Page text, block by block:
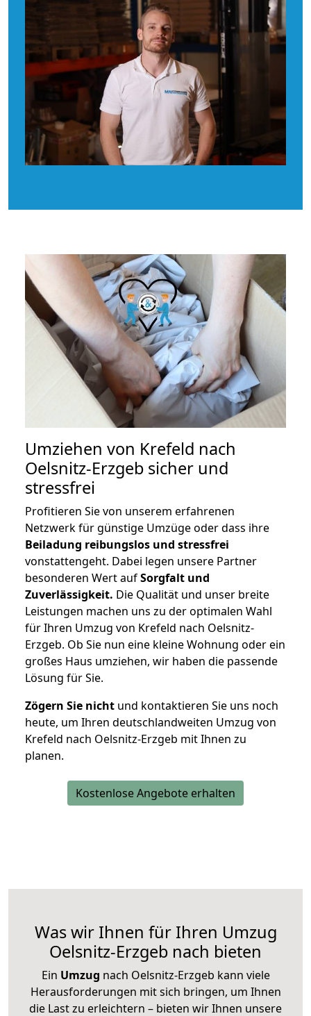
Umziehen von Krefeld nach
Oelsnitz-Erzgeb sicher und
stressfrei
Profitieren Sie von unserem erfahrenen
Netzwerk für günstige Umzüge oder dass ihre
Beiladung reibungslos und stressfrei
vonstattengeht. Dabei legen unsere Partner
besonderen Wert aufSorgfalt und
Zuverlässigkeit. Die Qualität und unser breite
Leistungen machen uns zu der optimalen Wahl
für Ihren Umzug von Krefeld nach Oelsnitz-
Erzgeb. Ob Sie nun eine kleine Wohnung oder ein
großes Haus umziehen, wir haben die passende
Lösung für Sie.
Zögern Sie nicht und kontaktieren Sie uns noch
heute, um Ihren deutschlandweiten Umzug von
Krefeld nach Oelsnitz-Erzgeb mit Ihnen zu
planen.
Kostenlose Angebote erhalten
Was wir Ihnen für Ihren Umzug
Oelsnitz-Erzgeb nach bieten
Ein Umzug nach Oelsnitz-Erzgeb kann viele
Herausforderungen mit sich bringen, um Ihnen
die Last zu erleichtern – bieten wir Ihnen unsere